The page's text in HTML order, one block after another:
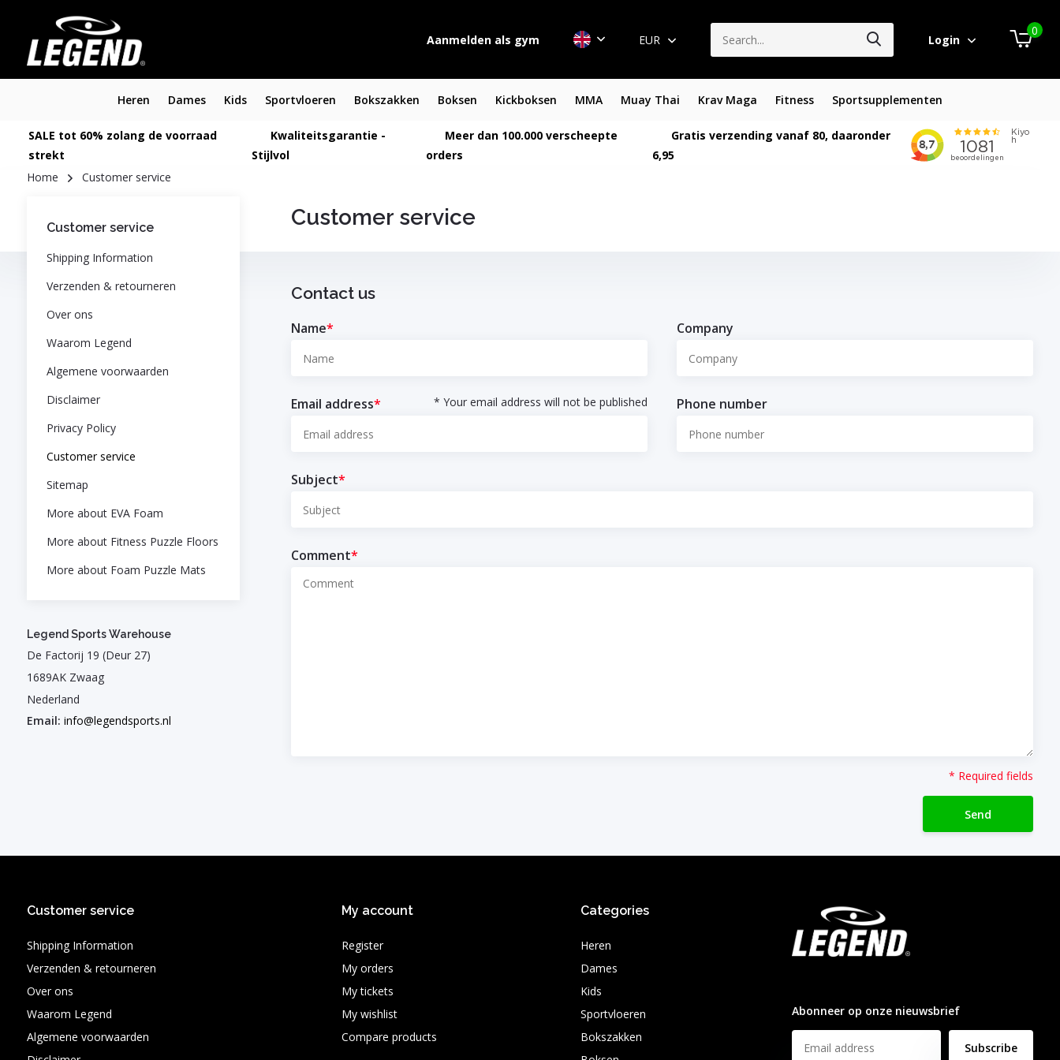
Aanmelden als gym EUR Login
0
Heren Dames Kids Sportvloeren Bokszakken Boksen Kickboksen MMA Muay Thai Krav Maga Fitness Sportsupplementen
SALE tot 60% zolang de voorraad
strekt
Kwaliteitsgarantie -
Stijlvol
Meer dan 100.000 verscheepte
orders
Gratis verzending vanaf 80, daaronder
6,95
Home
Customer service
Customer service
Shipping Information
Verzenden & retourneren
Over ons
Waarom Legend
Algemene voorwaarden
Disclaimer
Privacy Policy
Customer service
Sitemap
More about EVA Foam
More about Fitness Puzzle Floors
More about Foam Puzzle Mats
Legend Sports Warehouse
De Factorij 19 (Deur 27)
1689AK Zwaag
Nederland
Email: info@legendsports.nl
Customer service
Contact us
Name* Company
Email address* * Your email address will not be published Phone number
Subject*
Comment*
* Required fields
Send
Customer service
Shipping Information
Verzenden & retourneren
Over ons
Waarom Legend
Algemene voorwaarden
My account
Register
My orders
My tickets
My wishlist
Compare products
Categories
Heren
Dames
Kids
Sportvloeren
Bokszakken
Abonneer op onze nieuwsbrief
Subscribe